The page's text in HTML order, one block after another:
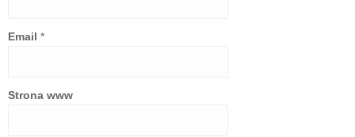
Email *
Strona www